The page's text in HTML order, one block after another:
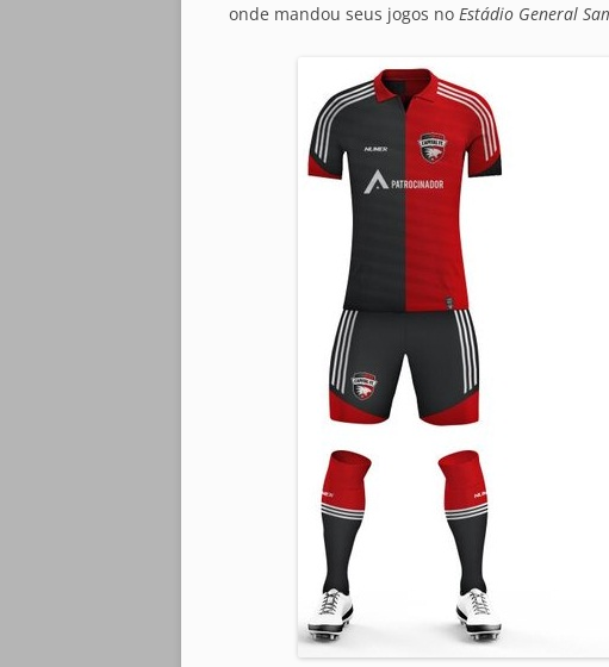
onde mandou seus jogos no Estádio General